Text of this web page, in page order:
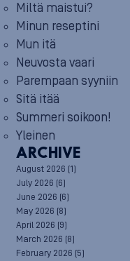
Miltä maistui?
Minun reseptini
Mun itä
Neuvosta vaari
Parempaan syyniin
Sitä itää
Summeri soikoon!
Yleinen
ARCHIVE
August 2026 (1)
July 2026 (6)
June 2026 (6)
May 2026 (8)
April 2026 (9)
March 2026 (8)
February 2026 (5)